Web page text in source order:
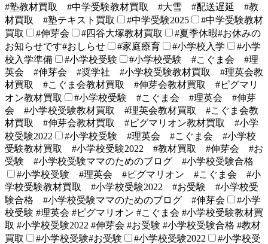
#塾教材買取 #中学受験教材買取 #大雪 #配送遅延 #教
材買取 #塾テキスト買取
#中学受験2025
#中学受験教材
買取
#伸芽会 #四谷大塚教材買取
#夏季休暇#お休みの
お知らせです#おしらせ
#家庭療育 #小学校入学
#小学
校入学準備
#小学校受験
#小学校受験 #こぐま会 #理
英会 #伸芽会 #奨学社 #小学校受験教材買取 #理英会教
材買取 #こぐま会教材買取 #伸芽会教材買取 #ピグマリ
オン教材買取
#小学校受験 #こぐま会 #理英会 #伸芽
会 #小学校受験教材買取 #理英会教材買取 #こぐま会教
材買取 #伸芽会教材買取 #ピグマリオン教材買取 #小学
校受験2022
#小学校受験 #理英会 #こぐま会 #小学校
受験教材買取 #小学校受験2022 #教材買取 #伸芽会 #お
受験 #小学校受験ママのためのブログ #小学校受験合格
#小学校受験 #理英会 #ピグマリオン #こぐま会 #小
学校受験教材買取 #小学校受験2022 #お受験 #小学校受
験合格 #小学校受験ママのためのブログ #伸芽会
#小学
校受験 #理英会 #ピグマリオン #こぐま会 #小学校受験教材買
取 #小学校受験2022 #伸芽会 #お受験 #小学校受験合格 #教材
買取
#小学校受験#お受験 #小学校受験2022
#小学校受